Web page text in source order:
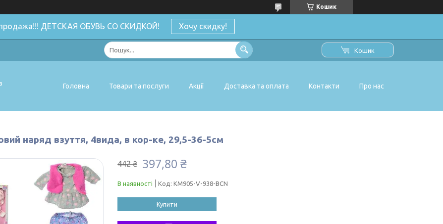
Кошик
ДЕТСКАЯ ОБУВЬ СО СКИДКОЙ! Хочу скидку!
Кошик
Головна Товари та послуги Акції Доставка та оплата Контакти Про нас
наряд взуття, 4вида, в кор-ке, 29,5-36-5см
442 ₴ 397,80 ₴
В наявності Код: KM905-V-938-BCN
Купити